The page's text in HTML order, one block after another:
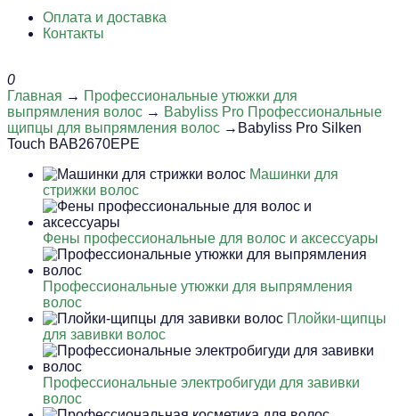
Оплата и доставка
Контакты
0
Главная → Профессиональные утюжки для
выпрямления волос → Babyliss Pro Профессиональные
щипцы для выпрямления волос →Babyliss Pro Silken
Touch BAB2670EPE
Машинки для
стрижки волос
Фены профессиональные для волос и аксессуары
Профессиональные утюжки для выпрямления
волос
Плойки-щипцы
для завивки волос
Профессиональные электробигуди для завивки
волос